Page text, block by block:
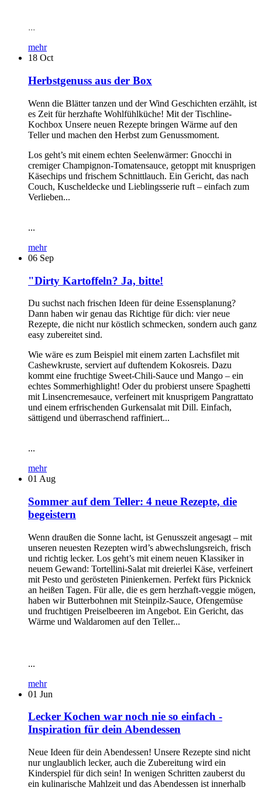
...
mehr
18 Oct
Herbstgenuss aus der Box
Wenn die Blätter tanzen und der Wind Geschichten erzählt, ist
es Zeit für herzhafte Wohlfühlküche! Mit der Tischline-
Kochbox Unsere neuen Rezepte bringen Wärme auf den
Teller und machen den Herbst zum Genussmoment.
Los geht’s mit einem echten Seelenwärmer: Gnocchi in
cremiger Champignon-Tomatensauce, getoppt mit knusprigen
Käsechips und frischem Schnittlauch. Ein Gericht, das nach
Couch, Kuscheldecke und Lieblingsserie ruft – einfach zum
Verlieben...
...
mehr
06 Sep
"Dirty Kartoffeln? Ja, bitte!
Du suchst nach frischen Ideen für deine Essensplanung?
Dann haben wir genau das Richtige für dich: vier neue
Rezepte, die nicht nur köstlich schmecken, sondern auch ganz
easy zubereitet sind.
Wie wäre es zum Beispiel mit einem zarten Lachsfilet mit
Cashewkruste, serviert auf duftendem Kokosreis. Dazu
kommt eine fruchtige Sweet-Chili-Sauce und Mango – ein
echtes Sommerhighlight! Oder du probierst unsere Spaghetti
mit Linsencremesauce, verfeinert mit knusprigem Pangrattato
und einem erfrischenden Gurkensalat mit Dill. Einfach,
sättigend und überraschend raffiniert...
...
mehr
01 Aug
Sommer auf dem Teller: 4 neue Rezepte, die
begeistern
Wenn draußen die Sonne lacht, ist Genusszeit angesagt – mit
unseren neuesten Rezepten wird’s abwechslungsreich, frisch
und richtig lecker. Los geht’s mit einem neuen Klassiker in
neuem Gewand: Tortellini-Salat mit dreierlei Käse, verfeinert
mit Pesto und gerösteten Pinienkernen. Perfekt fürs Picknick
an heißen Tagen. Für alle, die es gern herzhaft-veggie mögen,
haben wir Butterbohnen mit Steinpilz-Sauce, Ofengemüse
und fruchtigen Preiselbeeren im Angebot. Ein Gericht, das
Wärme und Waldaromen auf den Teller...
...
mehr
01 Jun
Lecker Kochen war noch nie so einfach -
Inspiration für dein Abendessen
Neue Ideen für dein Abendessen! Unsere Rezepte sind nicht
nur unglaublich lecker, auch die Zubereitung wird ein
Kinderspiel für dich sein! In wenigen Schritten zauberst du
ein kulinarische Mahlzeit und das Abendessen ist innerhalb